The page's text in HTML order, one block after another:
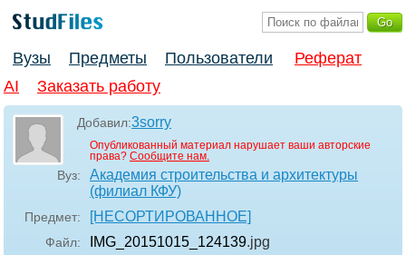
Вузы Предметы Пользователи
Реферат
AI
Заказать работу
Добавил:3sorry
Опубликованный материал нарушает ваши авторские
права? Сообщите нам.
Вуз:
Академия строительства и архитектуры
(филиал КФУ)
Предмет: [НЕСОРТИРОВАННОЕ]
Файл: IMG_20151015_124139.jpg